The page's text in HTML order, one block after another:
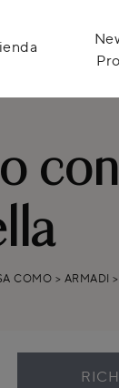
COMO > ARMADI >